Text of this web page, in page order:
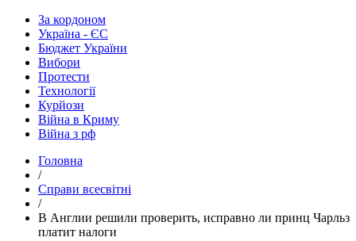
За кордоном
Україна - ЄС
Бюджет України
Вибори
Протести
Технології
Курйози
Війна в Криму
Війна з рф
Головна
/
Справи всесвітні
/
В Англии решили проверить, исправно ли принц Чарльз
платит налоги